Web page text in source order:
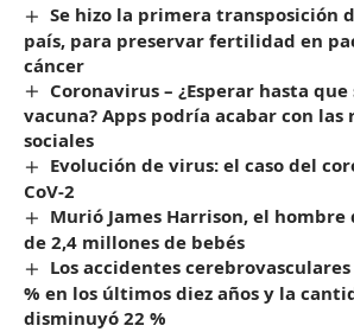
Se hizo la primera transposición
país, para preservar fertilidad en
cáncer
Coronavirus – ¿Esperar hasta
vacuna? Apps podría acabar con las
sociales
Evolución de virus: el caso del
CoV-2
Murió James Harrison, el hombre
de 2,4 millones de bebés
Los accidentes
% en los últimos diez años y la
disminuyó 22 %